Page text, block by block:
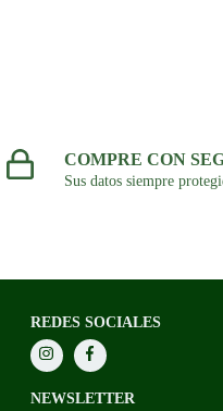
COMPRE CON
Sus datos siempre
REDES SOCIALES
NEWSLETTER